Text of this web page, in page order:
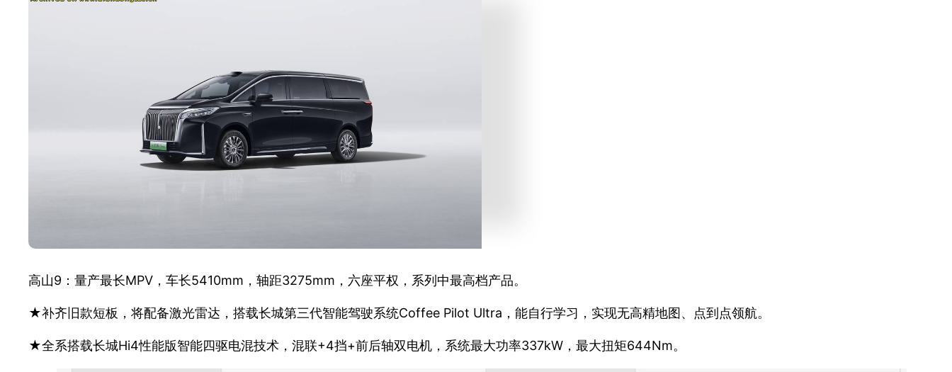
高山9：量产最长MPV，车长5410mm，轴距3275mm，六座平权，系列中最高档产品。
★补齐旧款短板，将配备激光雷达，搭载长城第三代智能驾驶系统Coffee Pilot Ultra，能自行学习，实现无高精地图、点到点领航。
★全系搭载长城Hi4性能版智能四驱电混技术，混联+4挡+前后轴双电机，系统最大功率337kW，最大扭矩644Nm。